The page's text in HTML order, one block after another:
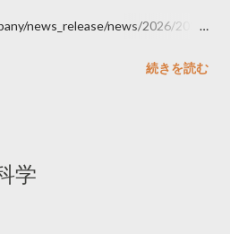
news_release/news/2026/2026
続きを読む
学